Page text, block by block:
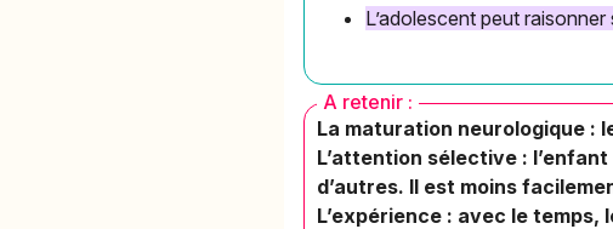
L’adolescent peut raisonner
A retenir :
La maturation neurologique :
L’attention sélective :
d’autres. Il est moins
L’expérience : avec le